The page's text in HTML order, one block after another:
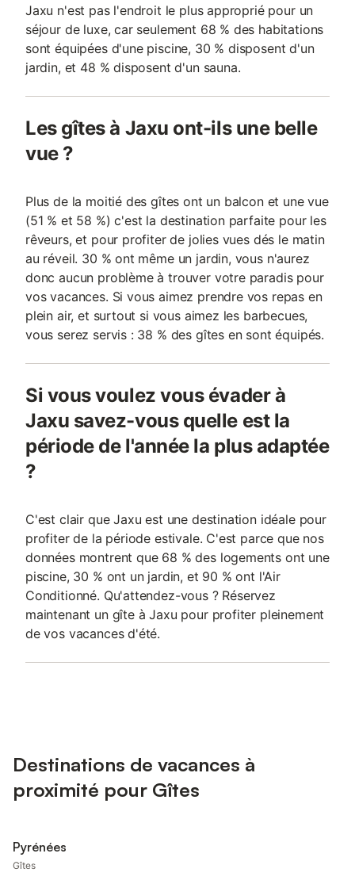
Jaxu n'est pas l'endroit le plus approprié pour un
séjour de luxe, car seulement 68 % des habitations
sont équipées d'une piscine, 30 % disposent d'un
jardin, et 48 % disposent d'un sauna.
Les gîtes à Jaxu ont-ils une belle
vue ?
Plus de la moitié des gîtes ont un balcon et une vue
(51 % et 58 %) c'est la destination parfaite pour les
rêveurs, et pour profiter de jolies vues dés le matin
au réveil. 30 % ont même un jardin, vous n'aurez
donc aucun problème à trouver votre paradis pour
vos vacances. Si vous aimez prendre vos repas en
plein air, et surtout si vous aimez les barbecues,
vous serez servis : 38 % des gîtes en sont équipés.
Si vous voulez vous évader à
Jaxu savez-vous quelle est la
période de l'année la plus adaptée
?
C'est clair que Jaxu est une destination idéale pour
profiter de la période estivale. C'est parce que nos
données montrent que 68 % des logements ont une
piscine, 30 % ont un jardin, et 90 % ont l'Air
Conditionné. Qu'attendez-vous ? Réservez
maintenant un gîte à Jaxu pour profiter pleinement
de vos vacances d'été.
Destinations de vacances à
proximité pour Gîtes
Pyrénées
Gîtes